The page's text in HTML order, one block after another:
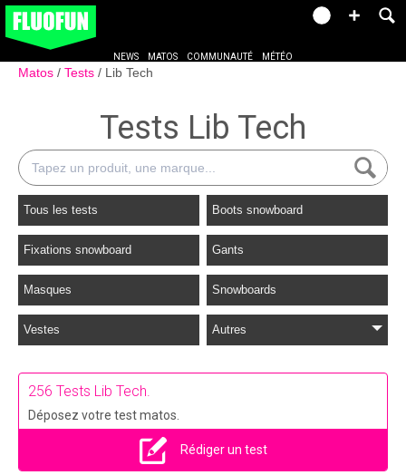
NEWS MATOS COMMUNAUTÉ MÉTÉO
Matos Tests Lib Tech
Tests Lib Tech
Tous les tests Boots snowboard
Fixations snowboard Gants
Masques Snowboards
Vestes Autres
256 Tests Lib Tech.
Déposez votre test matos.
Rédiger un test